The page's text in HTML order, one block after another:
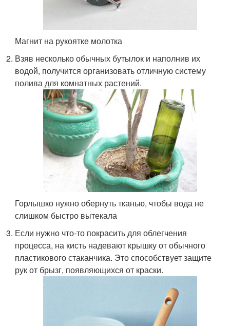
Магнит на рукоятке молотка
Взяв несколько обычных бутылок и наполнив их
водой, получится организовать отличную систему
полива для комнатных растений.
Горлышко нужно обернуть тканью, чтобы вода не
слишком быстро вытекала
Если нужно что-то покрасить для облегчения
процесса, на кисть надевают крышку от обычного
пластикового стаканчика. Это способствует защите
рук от брызг, появляющихся от краски.